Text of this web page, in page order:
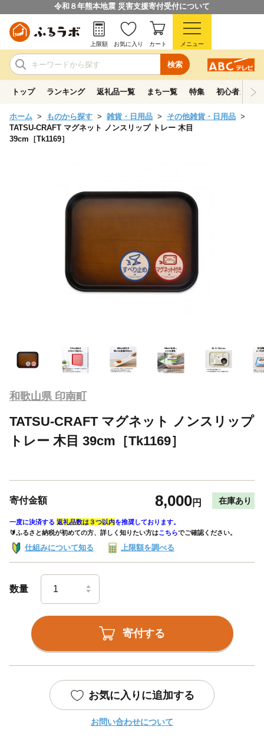
令和８年熊本地震 災害支援寄付受付について
検索
上限額 お気に入り カート メニュー
トップ ランキング 返礼品一覧 まち一覧 特集 初心者ガイド
ホーム ものから探す 雑貨・日用品
その他雑貨・日用品
TATSU-CRAFT マグネット ノンスリップ トレー 木目
39cm［Tk1169］
和歌山県 印南町
TATSU-CRAFT マグネット ノンスリップ
トレー 木目 39cm［Tk1169］
寄付金額 8,000円 在庫あり
一度に決済する 返礼品数は３つ以内を推奨しております。
🔰ふるさと納税が初めての方、詳しく知りたい方はこちらでご確認ください。
仕組みについて知る 上限額を調べる
数量
寄付する
お気に入りに追加する
お問い合わせについて